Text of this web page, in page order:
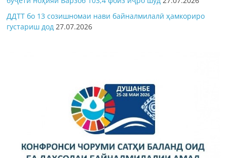
ДДТТ бо 13 созишномаи нави байналмилалӣ ҳамкориро
густариш дод 27.07.2026